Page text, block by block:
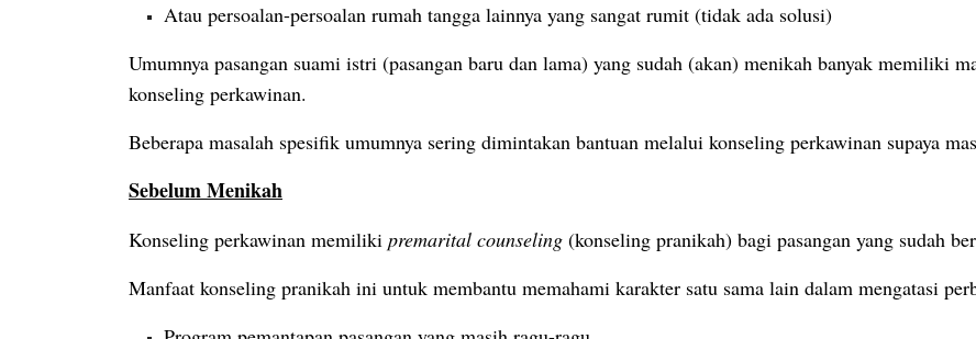
Atau persoalan-persoalan rumah tangga lainnya yang sangat rumit (tidak ada solusi)
Umumnya pasangan suami istri (pasangan baru dan lama) yang sudah (akan) menikah banyak memiliki
konseling perkawinan.
Beberapa masalah spesifik umumnya sering dimintakan bantuan melalui konseling perkawinan supaya
Sebelum Menikah
Konseling perkawinan memiliki premarital counseling (konseling pranikah) bagi pasangan yang sudah
Manfaat konseling pranikah ini untuk membantu memahami karakter satu sama lain dalam mengatasi